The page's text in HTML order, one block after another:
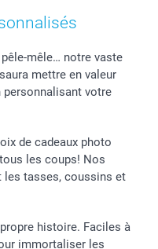
mêle… notre vaste
mettre en valeur
votre
de cadeaux photo
les coups! Nos
les tasses, coussins et
histoire. Faciles à
immortaliser les